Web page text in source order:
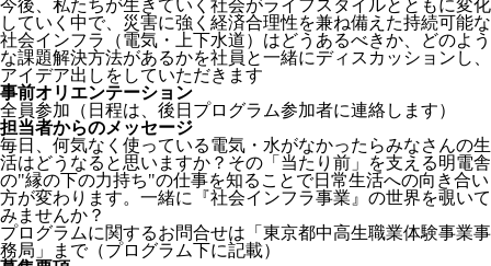
今後、私たちが生きていく社会がライフスタイルとともに変化
していく中で、災害に強く経済合理性を兼ね備えた持続可能な
社会インフラ（電気・上下水道）はどうあるべきか、どのよう
な課題解決方法があるかを社員と一緒にディスカッションし、
アイデア出しをしていただきます
事前オリエンテーション
全員参加（日程は、後日プログラム参加者に連絡します）
担当者からのメッセージ
毎日、何気なく使っている電気・水がなかったらみなさんの生
活はどうなると思いますか？その「当たり前」を支える明電舎
の"縁の下の力持ち"の仕事を知ることで日常生活への向き合い
方が変わります。一緒に『社会インフラ事業』の世界を覗いて
みませんか？
プログラムに関するお問合せは「東京都中高生職業体験事業事
務局」まで（プログラム下に記載）